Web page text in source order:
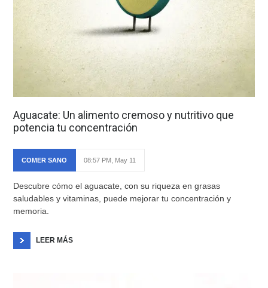
Aguacate: Un alimento cremoso y nutritivo que
potencia tu concentración
COMER SANO 08:57 PM, May 11
Descubre cómo el aguacate, con su riqueza en grasas
saludables y vitaminas, puede mejorar tu concentración y
memoria.
LEER MÁS